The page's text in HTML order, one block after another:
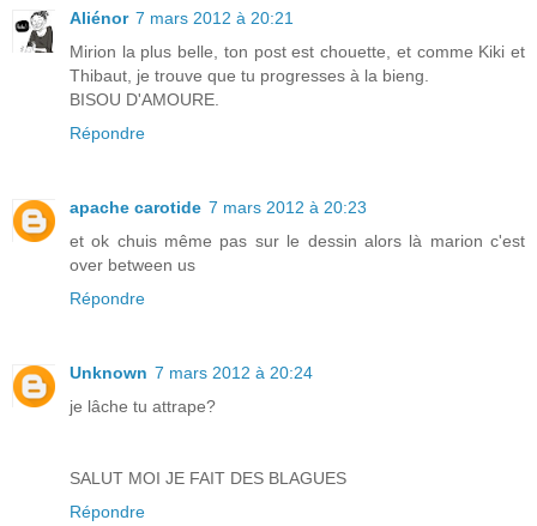
Aliénor 7 mars 2012 à 20:21
Mirion la plus belle, ton post est chouette, et comme Kiki et
Thibaut, je trouve que tu progresses à la bieng.
BISOU D'AMOURE.
Répondre
apache carotide 7 mars 2012 à 20:23
et ok chuis même pas sur le dessin alors là marion c'est
over between us
Répondre
Unknown 7 mars 2012 à 20:24
je lâche tu attrape?
SALUT MOI JE FAIT DES BLAGUES
Répondre